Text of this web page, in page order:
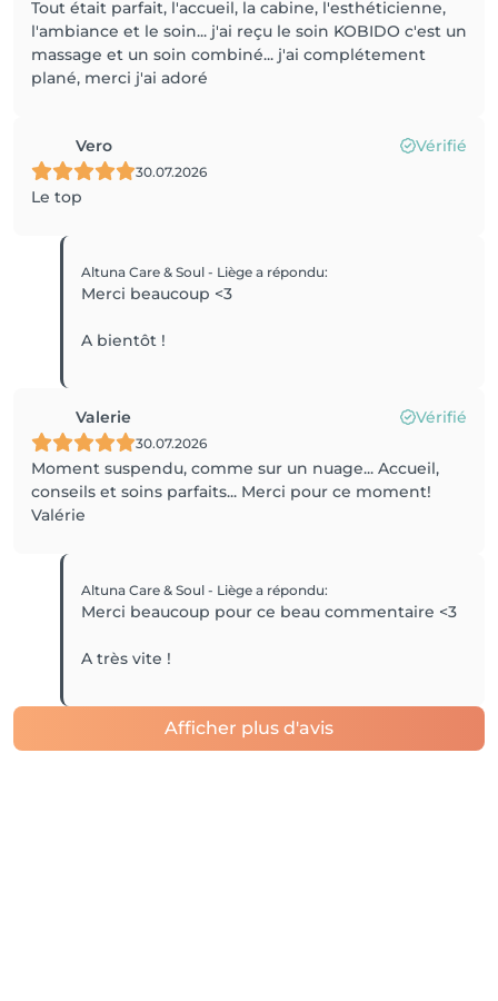
Tout était parfait, l'accueil, la cabine, l'esthéticienne,
l'ambiance et le soin... j'ai reçu le soin KOBIDO c'est un
massage et un soin combiné... j'ai complétement
plané, merci j'ai adoré
Vero Vérifié
30.07.2026
Le top
Altuna Care & Soul - Liègea répondu:
Merci beaucoup <3
A bientôt !
Valerie Vérifié
30.07.2026
Moment suspendu, comme sur un nuage... Accueil,
conseils et soins parfaits... Merci pour ce moment!
Valérie
Altuna Care & Soul - Liègea répondu:
Merci beaucoup pour ce beau commentaire <3
A très vite !
Afficher plus d'avis